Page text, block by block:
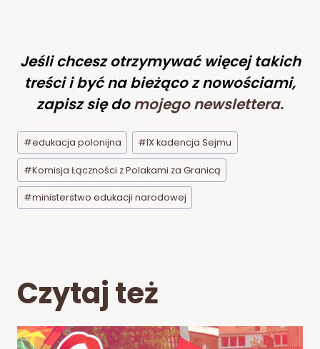
Jeśli chcesz otrzymywać więcej takich
treści i być na bieżąco z nowościami,
zapisz się do mojego newslettera.
Tagi
wpisu:
#edukacja polonijna #IX kadencja Sejmu
#Komisja Łączności z Polakami za Granicą
#ministerstwo edukacji narodowej
Czytaj też